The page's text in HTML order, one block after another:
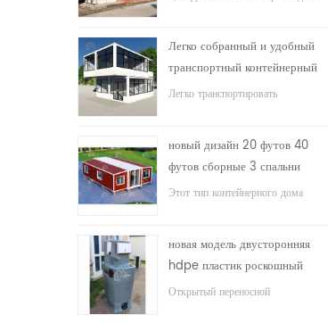
Легко собранный и удобный
транспортный контейнерный
дом
Легко транспортировать
новый дизайн 20 футов 40
футов сборные 3 спальни
крошечный расширяемый
Этот тип контейнерного дома
ванную комнату и электрическую
систему.
новая модель двусторонняя
hdpe пластик роскошный
общественный умывальник
Открытый переносной